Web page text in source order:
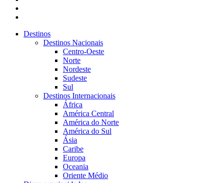
Destinos
Destinos Nacionais
Centro-Oeste
Norte
Nordeste
Sudeste
Sul
Destinos Internacionais
África
América Central
América do Norte
América do Sul
Ásia
Caribe
Europa
Oceania
Oriente Médio